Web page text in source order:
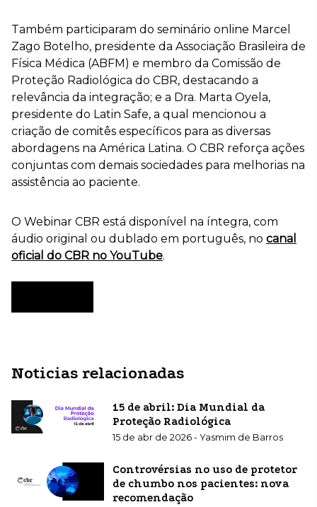
Também participaram do seminário online Marcel
Zago Botelho, presidente da Associação Brasileira de
Física Médica (ABFM) e membro da Comissão de
Proteção Radiológica do CBR, destacando a
relevância da integração; e a Dra. Marta Oyela,
presidente do Latin Safe, a qual mencionou a
criação de comitês específicos para as diversas
abordagens na América Latina. O CBR reforça ações
conjuntas com demais sociedades para melhorias na
assistência ao paciente.
O Webinar CBR está disponível na íntegra, com
áudio original ou dublado em português, no canal
oficial do CBR no YouTube.
Noticias relacionadas
15 de abril: Dia Mundial da
Proteção Radiológica
15 de abr de 2026 - Yasmim de Barros
Controvérsias no uso de protetor
de chumbo nos pacientes: nova
recomendação